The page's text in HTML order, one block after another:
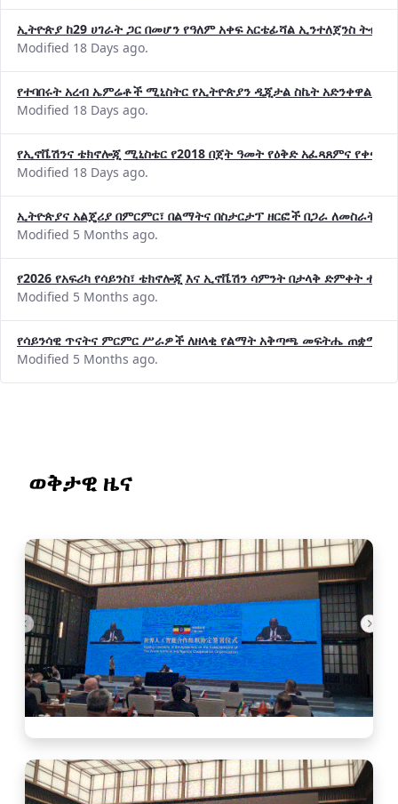
ኢትዮጵያ ከ29 ሀገራት ጋር በመሆን የዓለም አቀፍ አርቴፊሻል ኢንተለጀንስ
Modified 18 Days ago.
የተባበሩት አረብ ኤምሬቶች ሚኒስትር የኢትዮጵያን ዲጂታል ስኬት አድንቀዋል
Modified 18 Days ago.
የኢኖቬሽንና ቴክኖሎጂ ሚኒስቴር የ2018 በጀት ዓመት የዕቅድ አፈጻጸምና
Modified 18 Days ago.
ኢትዮጵያና አልጄሪያ በምርምር፣ በልማትና በስታርታፕ ዘርፎች በጋራ ለመስራት
Modified 5 Months ago.
የ2026 የአፍሪካ የሳይንስ፣ ቴክኖሎጂ እና ኢኖቬሽን ሳምንት በታላቅ ድምቀት
Modified 5 Months ago.
የሳይንሳዊ ጥናትና ምርምር ሥራዎች ለዘላቂ የልማት አቅጣጫ መፍትሔ ጠቋሚ
Modified 5 Months ago.
ወቅታዊ ዜና